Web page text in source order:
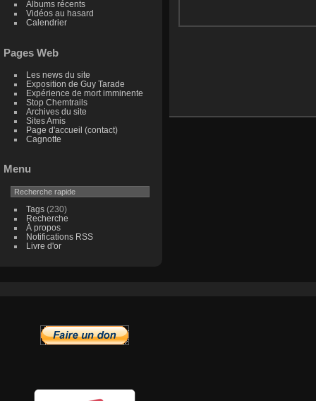
Albums récents
Vidéos au hasard
Calendrier
Pages Web
Les news du site
Exposition de Guy Tarade
Expérience de mort imminente
Stop Chemtrails
Archives du site
Sites Amis
Page d'accueil (contact)
Cagnotte
Menu
Tags(230)
Recherche
À propos
Notifications RSS
Livre d'or